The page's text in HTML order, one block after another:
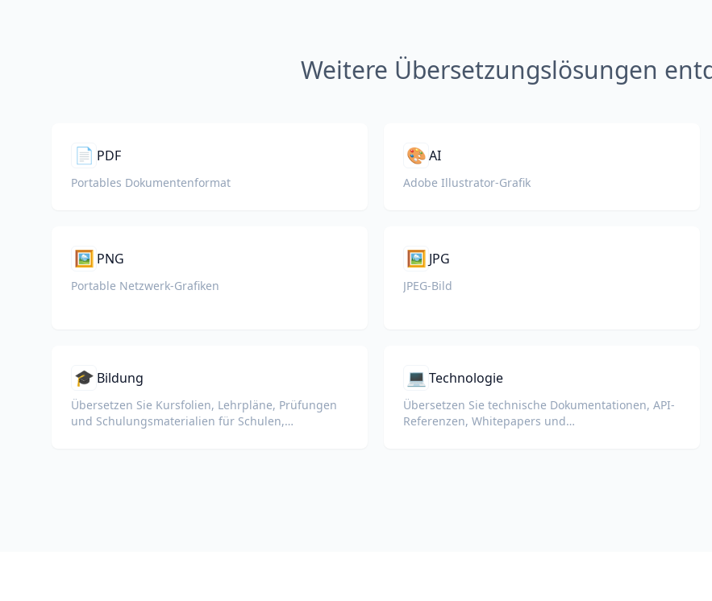
Weitere Übersetzungslösungen
📄 PDF
Portables Dokumentenformat
🎨AI
Adobe Illustrator-Grafik
🖼️ PNG
Portable Netzwerk-Grafiken
🖼️ JPG
JPEG-Bild
🎓 Bildung
Übersetzen Sie Kursfolien, Lehrpläne, Prüfungen
und Schulungsmaterialien für Schulen,
💻 Technologie
Übersetzen Sie technische Dokumentationen, API-
Referenzen, Whitepapers und